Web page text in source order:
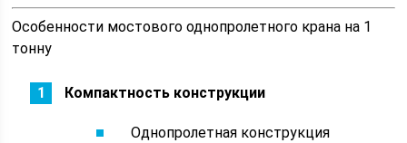
Особенности мостового однопролетного крана на 1
тонну
Компактность конструкции
Однопролетная конструкция